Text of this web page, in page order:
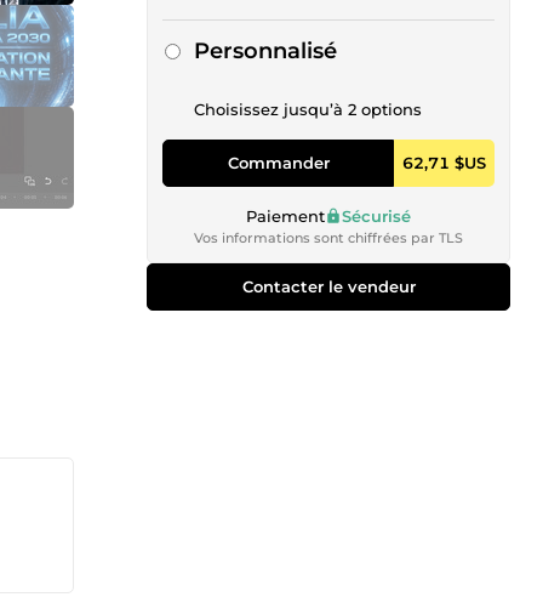
Personnalisé
Choisissez jusqu’à 2 options
Commander 62,71 $US
Paiement Sécurisé
Vos informations sont chiffrées par TLS
Contacter le vendeur